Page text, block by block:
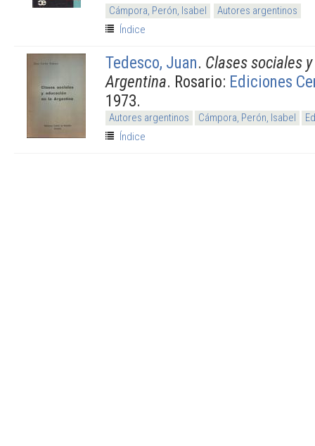
Cámpora, Perón, Isabel
Autores argentinos
Índice
Tedesco, Juan. Clases sociales
Argentina. Rosario: Ediciones
1973.
Autores argentinos Cámpora, Perón, Isabel
Índice